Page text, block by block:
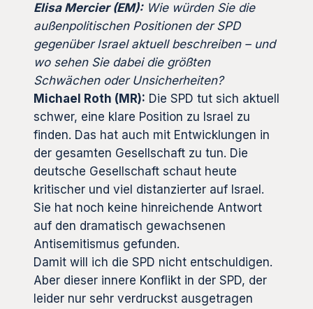
Elisa Mercier (EM): Wie würden Sie die
außenpolitischen Positionen der SPD
gegenüber Israel aktuell beschreiben – und
wo sehen Sie dabei die größten
Schwächen oder Unsicherheiten?
Michael Roth (MR): Die SPD tut sich aktuell
schwer, eine klare Position zu Israel zu
finden. Das hat auch mit Entwicklungen in
der gesamten Gesellschaft zu tun. Die
deutsche Gesellschaft schaut heute
kritischer und viel distanzierter auf Israel.
Sie hat noch keine hinreichende Antwort
auf den dramatisch gewachsenen
Antisemitismus gefunden.
Damit will ich die SPD nicht entschuldigen.
Aber dieser innere Konflikt in der SPD, der
leider nur sehr verdruckst ausgetragen